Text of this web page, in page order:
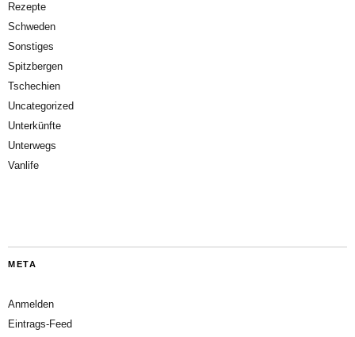
Rezepte
Schweden
Sonstiges
Spitzbergen
Tschechien
Uncategorized
Unterkünfte
Unterwegs
Vanlife
META
Anmelden
Eintrags-Feed